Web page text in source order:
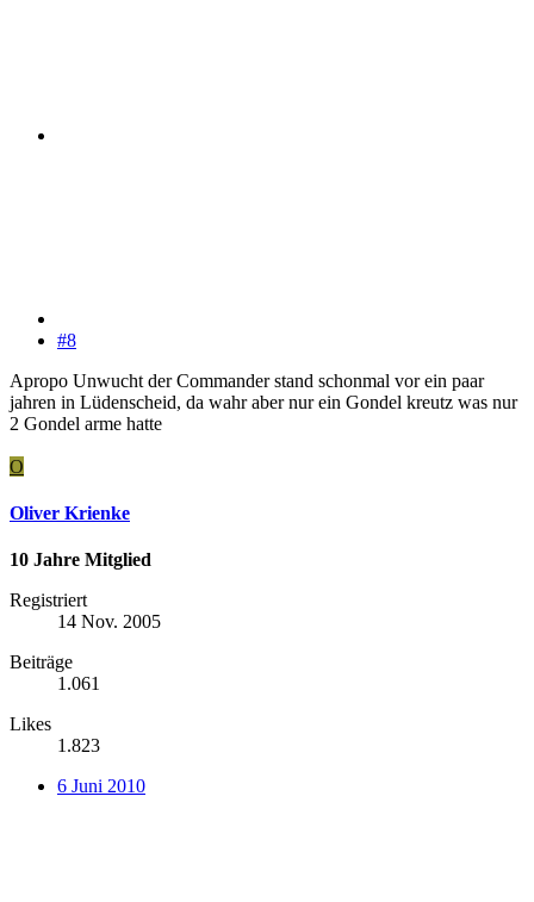
#8
Apropo Unwucht der Commander stand schonmal vor ein paar
jahren in Lüdenscheid, da wahr aber nur ein Gondel kreutz was nur
2 Gondel arme hatte
O
Oliver Krienke
10 Jahre Mitglied
Registriert
14 Nov. 2005
Beiträge
1.061
Likes
1.823
6 Juni 2010